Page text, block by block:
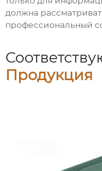
должна
профессиональный
Продукция